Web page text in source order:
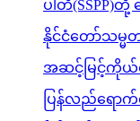
ပါတီ(SSPP)
နိုင်ငံတော်သမ္မ
အဆင့်မြင့်ကိုယ်
ပြန်လည်ရောက်